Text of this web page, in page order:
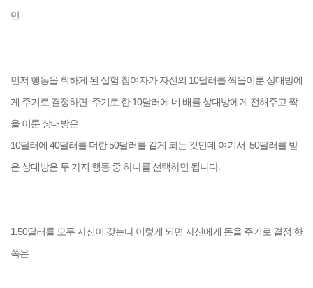
만
먼저 행동을 취하게 된 실험 참여자가 자신의 10달러를 짝을이룬 상대방에
게 주기로 결정하면 주기로 한 10달러에 네 배를 상대방에게 전해주고 짝
을 이룬 상대방은
10달러에 40달러를 더한 50달러를 같게 되는 것인데 여기서 50달러를 받
은 상대방은 두 가지 행동 중 하나를 선택하면 됩니다.
1.50달러를 모두 자신이 갖는다 이렇게 되면 자신에게 돈을 주기로 결정 한
쪽은